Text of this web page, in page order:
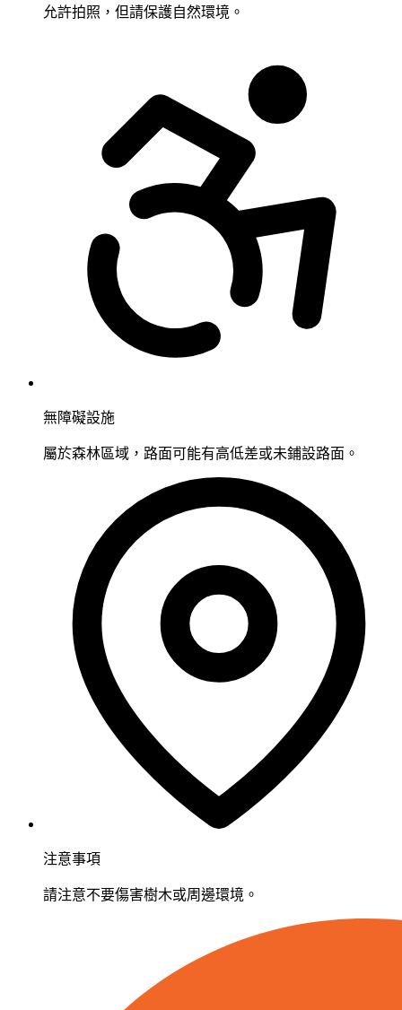
允許拍照，但請保護自然環境。
無障礙設施
屬於森林區域，路面可能有高低差或未鋪設路面。
注意事項
請注意不要傷害樹木或周邊環境。